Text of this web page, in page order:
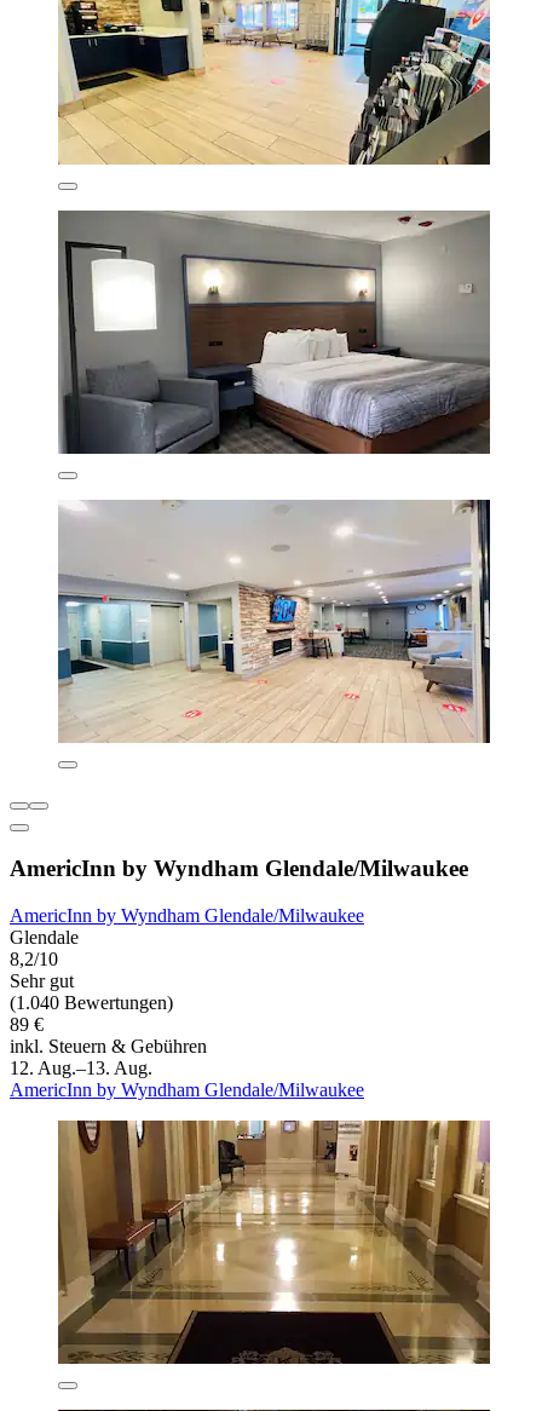
AmericInn by Wyndham Glendale/Milwaukee
AmericInn by Wyndham Glendale/Milwaukee
Glendale
8,2/10
Sehr gut
(1.040 Bewertungen)
89 €
inkl. Steuern & Gebühren
12. Aug.–13. Aug.
AmericInn by Wyndham Glendale/Milwaukee